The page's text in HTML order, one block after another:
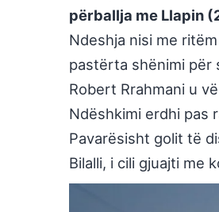
përballja me Llapin
Ndeshja nisi me
pastërta shënimi për
Robert Rrahmani u
Ndëshkimi erdhi pas
Pavarësisht golit të
Bilalli, i cili gjuajti me